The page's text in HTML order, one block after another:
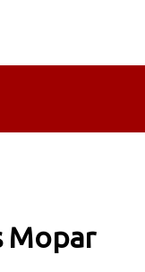
Mopar